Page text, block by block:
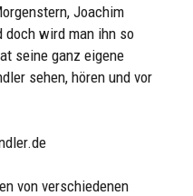
Joachim
doch wird man ihn so
seine ganz eigene
sehen, hören und vor
von verschiedenen